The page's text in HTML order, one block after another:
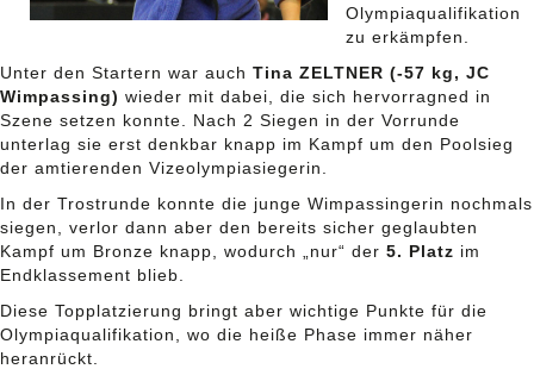
Olympiaqualifikation
zu erkämpfen.
Unter den Startern war auch Tina ZELTNER (-57 kg, JC
Wimpassing) wieder mit dabei, die sich hervorragned in
Szene setzen konnte. Nach 2 Siegen in der Vorrunde
unterlag sie erst denkbar knapp im Kampf um den Poolsieg
der amtierenden Vizeolympiasiegerin.
In der Trostrunde konnte die junge Wimpassingerin nochmals
siegen, verlor dann aber den bereits sicher geglaubten
Kampf um Bronze knapp, wodurch „nur“ der 5. Platz im
Endklassement blieb.
Diese Topplatzierung bringt aber wichtige Punkte für die
Olympiaqualifikation, wo die heiße Phase immer näher
heranrückt.